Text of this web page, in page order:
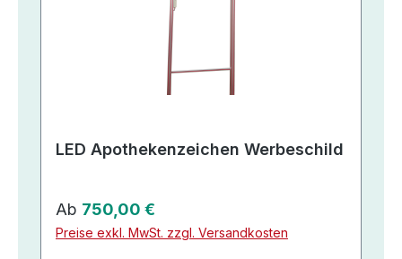
LED Apothekenzeichen Werbeschild
Regulärer Preis:
Ab 750,00 €
Preise exkl. MwSt. zzgl. Versandkosten